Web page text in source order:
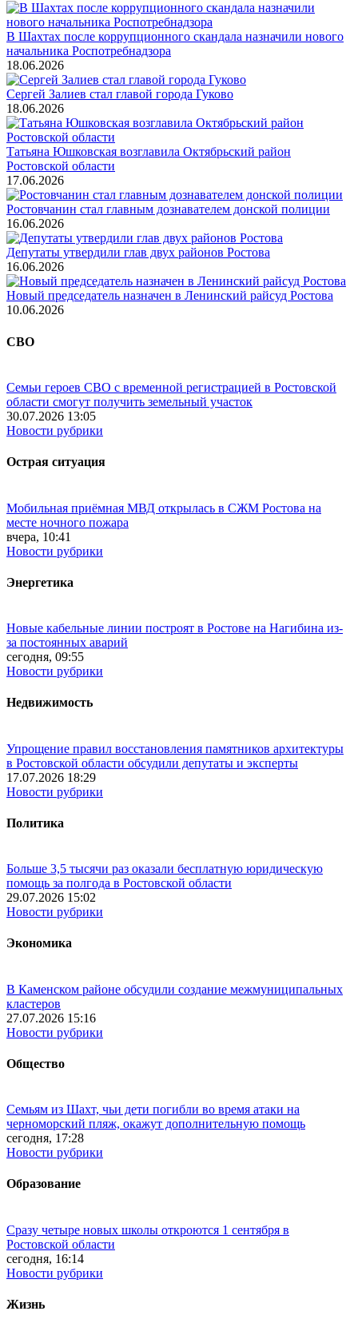
В Шахтах после коррупционного скандала назначили нового
начальника Роспотребнадзора
18.06.2026
Сергей Залиев стал главой города Гуково
18.06.2026
Татьяна Юшковская возглавила Октябрьский район
Ростовской области
17.06.2026
Ростовчанин стал главным дознавателем донской полиции
16.06.2026
Депутаты утвердили глав двух районов Ростова
16.06.2026
Новый председатель назначен в Ленинский райсуд Ростова
10.06.2026
СВО
Семьи героев СВО с временной регистрацией в Ростовской
области смогут получить земельный участок
30.07.2026 13:05
Новости рубрики
Острая ситуация
Мобильная приёмная МВД открылась в СЖМ Ростова на
месте ночного пожара
вчера, 10:41
Новости рубрики
Энергетика
Новые кабельные линии построят в Ростове на Нагибина из-
за постоянных аварий
сегодня, 09:55
Новости рубрики
Недвижимость
Упрощение правил восстановления памятников архитектуры
в Ростовской области обсудили депутаты и эксперты
17.07.2026 18:29
Новости рубрики
Политика
Больше 3,5 тысячи раз оказали бесплатную юридическую
помощь за полгода в Ростовской области
29.07.2026 15:02
Новости рубрики
Экономика
В Каменском районе обсудили создание межмуниципальных
кластеров
27.07.2026 15:16
Новости рубрики
Общество
Семьям из Шахт, чьи дети погибли во время атаки на
черноморский пляж, окажут дополнительную помощь
сегодня, 17:28
Новости рубрики
Образование
Сразу четыре новых школы откроются 1 сентября в
Ростовской области
сегодня, 16:14
Новости рубрики
Жизнь